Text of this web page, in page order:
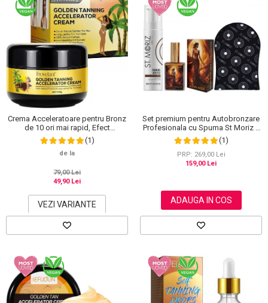
Crema Acceleratoare pentru Bronz
de 10 ori mai rapid, Efect
Intensificator, Ingrediente 100%
Naturale, Frovetani, 100 g
(1)
de la
79,00 Lei
49,90 Lei
VEZI VARIANTE
Set premium pentru Autobronzare
Profesionala cu Spuma St Moriz x
200 ml, Ulei Stralucitor cu Sidef
Auriu NOVA KISS® x 50 ml si
Manusa
(1)
PRP: 269,00 Lei
159,00 Lei
ADAUGA IN COS